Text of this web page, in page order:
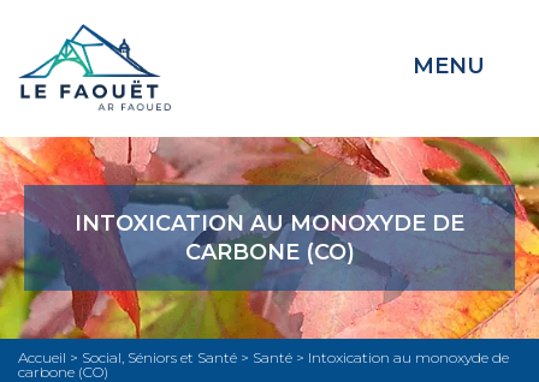
MENU
INTOXICATION AU MONOXYDE DE
CARBONE (CO)
Accueil > Social, Séniors et Santé > Santé > Intoxication au monoxyde de
carbone (CO)